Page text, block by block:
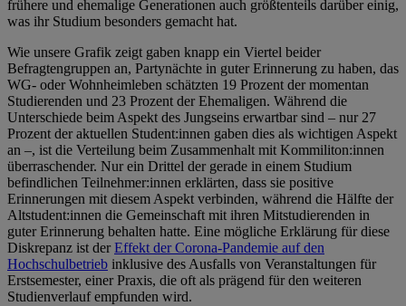
frühere und ehemalige Generationen auch größtenteils darüber einig,
was ihr Studium besonders gemacht hat.
Wie unsere Grafik zeigt gaben knapp ein Viertel beider
Befragtengruppen an, Partynächte in guter Erinnerung zu haben, das
WG- oder Wohnheimleben schätzten 19 Prozent der momentan
Studierenden und 23 Prozent der Ehemaligen. Während die
Unterschiede beim Aspekt des Jungseins erwartbar sind – nur 27
Prozent der aktuellen Student:innen gaben dies als wichtigen Aspekt
an –, ist die Verteilung beim Zusammenhalt mit Kommiliton:innen
überraschender. Nur ein Drittel der gerade in einem Studium
befindlichen Teilnehmer:innen erklärten, dass sie positive
Erinnerungen mit diesem Aspekt verbinden, während die Hälfte der
Altstudent:innen die Gemeinschaft mit ihren Mitstudierenden in
guter Erinnerung behalten hatte. Eine mögliche Erklärung für diese
Diskrepanz ist derEffekt der Corona-Pandemie auf den
Hochschulbetrieb inklusive des Ausfalls von Veranstaltungen für
Erstsemester, einer Praxis, die oft als prägend für den weiteren
Studienverlauf empfunden wird.